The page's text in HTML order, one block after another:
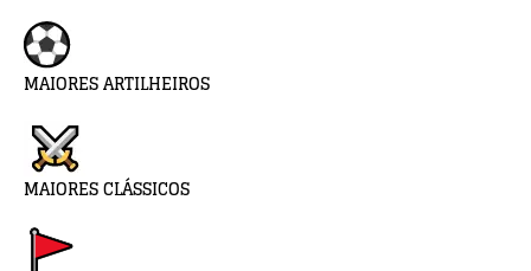
MAIORES ARTILHEIROS
MAIORES CLÁSSICOS